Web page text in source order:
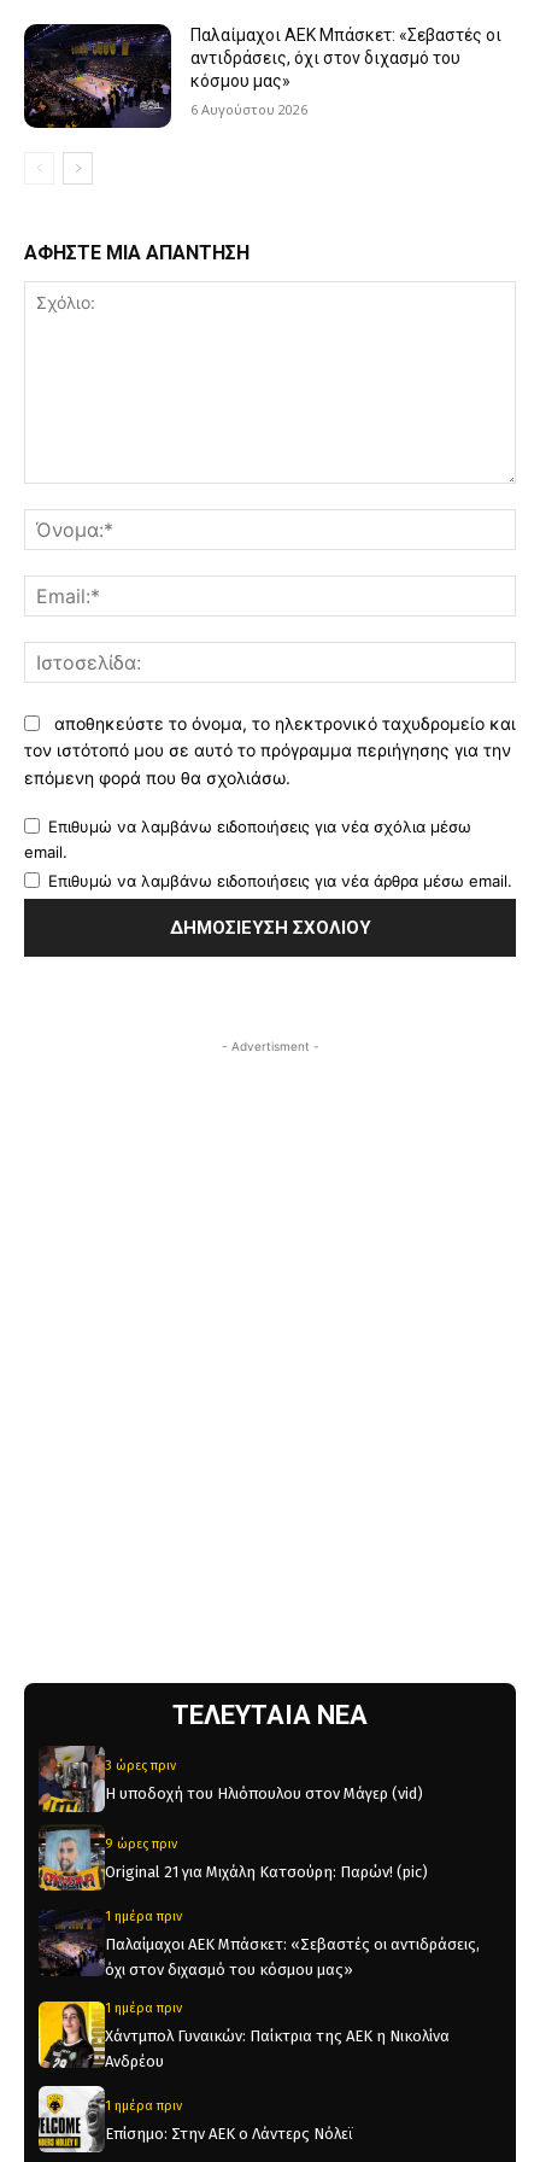
Παλαίμαχοι ΑΕΚ Μπάσκετ: «Σεβαστές οι
αντιδράσεις, όχι στον διχασμό του
κόσμου μας»
6 Αυγούστου 2026
ΑΦΗΣΤΕ ΜΙΑ ΑΠΑΝΤΗΣΗ
αποθηκεύστε το όνομα, το ηλεκτρονικό ταχυδρομείο και
τον ιστότοπό μου σε αυτό το πρόγραμμα περιήγησης για την
επόμενη φορά που θα σχολιάσω.
Επιθυμώ να λαμβάνω ειδοποιήσεις για νέα σχόλια μέσω
email.
Επιθυμώ να λαμβάνω ειδοποιήσεις για νέα άρθρα μέσω email.
- Advertisment -
ΤΕΛΕΥΤΑΙΑ ΝΕΑ
3 ώρες πριν
Η υποδοχή του Ηλιόπουλου στον Μάγερ (vid)
9 ώρες πριν
Original 21 για Μιχάλη Κατσούρη: Παρών! (pic)
1 ημέρα πριν
Παλαίμαχοι ΑΕΚ Μπάσκετ: «Σεβαστές οι αντιδράσεις,
όχι στον διχασμό του κόσμου μας»
1 ημέρα πριν
Χάντμπολ Γυναικών: Παίκτρια της ΑΕΚ η Νικολίνα
Ανδρέου
1 ημέρα πριν
Επίσημο: Στην ΑΕΚ ο Λάντερς Νόλεϊ